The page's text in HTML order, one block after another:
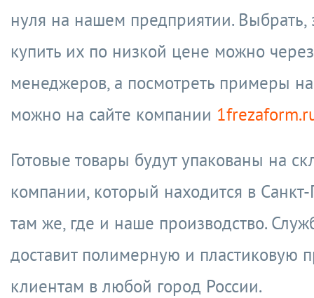
нуля на нашем предприятии. Выбрать,
купить их по низкой цене можно через
менеджеров, а посмотреть примеры
можно на сайте компании
Готовые товары будут упакованы на
компании, который находится в Санкт-
там же, где и наше производство.
доставит полимерную и пластиковую
клиентам в любой город России.